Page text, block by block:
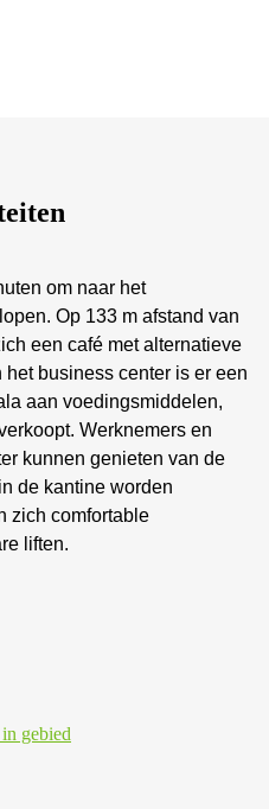
om naar het
Op 133 m afstand van
een café met alternatieve
business center is er een
aan voedingsmiddelen,
Werknemers en
kunnen genieten van de
de kantine worden
zich comfortable
liften.
gebied